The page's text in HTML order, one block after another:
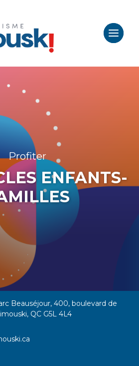
Profiter
ENFANTS-
Beauséjour, 400, boulevard de
QC G5L 4L4